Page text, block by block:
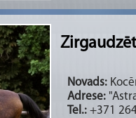
Novads:
Adrese:
Tel.: +371